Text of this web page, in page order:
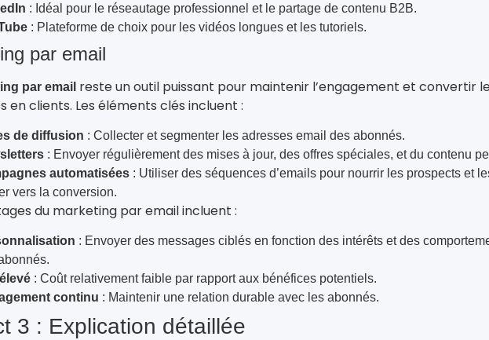
: Idéal pour le réseautage professionnel et le partage de contenu B2B.
: Plateforme de choix pour les vidéos longues et les tutoriels.
par email
par email reste un outil puissant pour maintenir l’engagement et convertir
en clients. Les éléments clés incluent :
de diffusion : Collecter et segmenter les adresses email des abonnés.
: Envoyer régulièrement des mises à jour, des offres spéciales, et du contenu
automatisées : Utiliser des séquences d’emails pour nourrir les prospects et
vers la conversion.
du marketing par email incluent :
: Envoyer des messages ciblés en fonction des intérêts et des
: Coût relativement faible par rapport aux bénéfices potentiels.
continu : Maintenir une relation durable avec les abonnés.
3 : Explication détaillée